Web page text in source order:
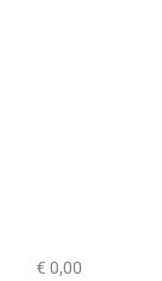
€ 0,00